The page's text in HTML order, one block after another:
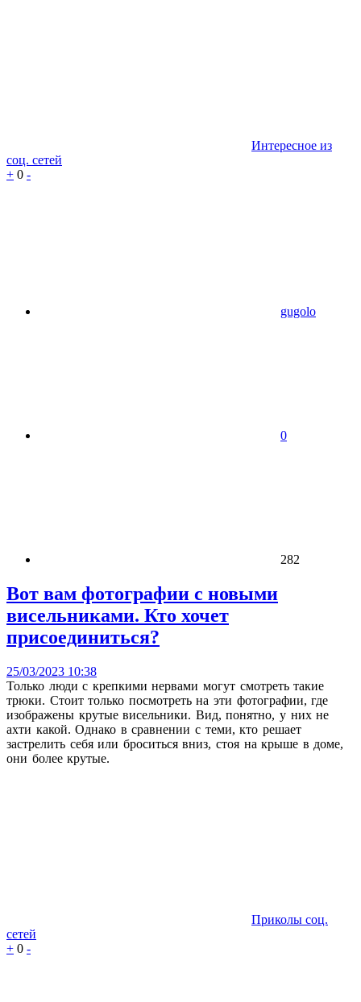
Интересное из
соц. сетей
+ 0 -
gugolo
0
282
Вот вам фотографии с новыми
висельниками. Кто хочет
присоединиться?
25/03/2023 10:38
Только люди с крепкими нервами могут смотреть такие
трюки. Стоит только посмотреть на эти фотографии, где
изображены крутые висельники. Вид, понятно, у них не
ахти какой. Однако в сравнении с теми, кто решает
застрелить себя или броситься вниз, стоя на крыше в доме,
они более крутые.
Приколы соц.
сетей
+ 0 -